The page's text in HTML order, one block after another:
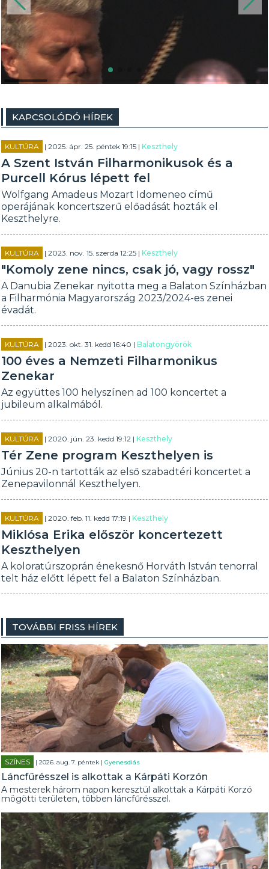
KAPCSOLÓDÓ HÍREK
KULTÚRA | 2025. ápr. 25. péntek 19:15 |Keszthely
A Szent István Filharmonikusok és a
Purcell Kórus lépett fel
Wolfgang Amadeus Mozart Idomeneo című
operájának koncertszerű előadását hozták el
Keszthelyre.
KULTÚRA | 2023. nov. 15. szerda 12:25 |Keszthely
"Komoly zene nincs, csak jó, vagy rossz"
A Danubia Zenekar nyitotta meg a Balaton Színházban
a Filharmónia Magyarország 2023/2024-es zenei
évadát.
KULTÚRA | 2023. okt. 31. kedd 16:40 |Balatongyörök
100 éves a Nemzeti Filharmonikus
Zenekar
Az együttes 100 helyszínen ad 100 koncertet a
jubileum alkalmából.
KULTÚRA | 2020. jún. 23. kedd 19:12 |Keszthely
Tér Zene program Keszthelyen is
Június 20-n tartották az első szabadtéri koncertet a
Zenepavilonnál Keszthelyen.
KULTÚRA | 2020. feb. 11. kedd 17:19 |Keszthely
Miklósa Erika először koncertezett
Keszthelyen
A koloratúrszoprán énekesnő Horváth István tenorral
telt ház előtt lépett fel a Balaton Színházban.
TOVÁBBI FRISS HÍREK
SZÍNES | 2026. aug. 7. péntek |Gyenesdiás
Láncfűrésszel is alkottak a Kárpáti Korzón
A mesterek három napon keresztül alkottak a Kárpáti Korzó
mögötti területen, többen láncfűrésszel.